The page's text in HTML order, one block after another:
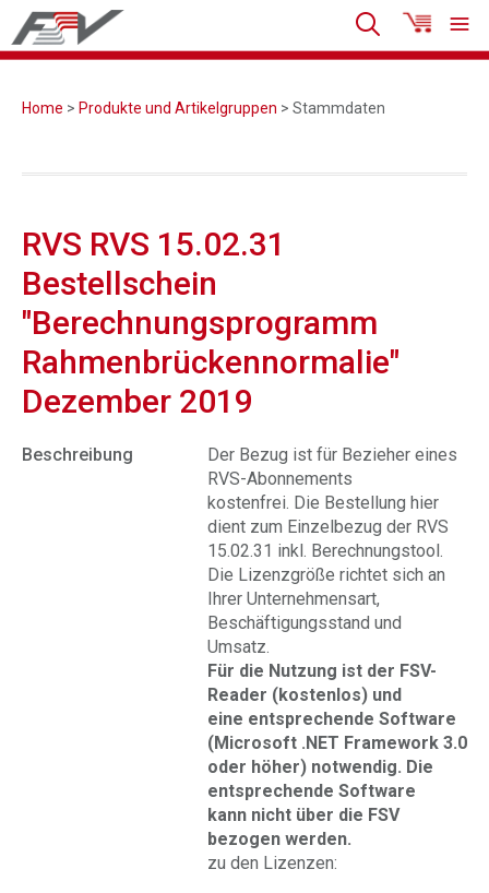
Home > Produkte und Artikelgruppen > Stammdaten
RVS RVS 15.02.31
Bestellschein
"Berechnungsprogramm
Rahmenbrückennormalie"
Dezember 2019
Beschreibung
Der Bezug ist für Bezieher eines
RVS-Abonnements
kostenfrei. Die Bestellung hier
dient zum Einzelbezug der RVS
15.02.31 inkl. Berechnungstool.
Die Lizenzgröße richtet sich an
Ihrer Unternehmensart,
Beschäftigungsstand und
Umsatz.
Für die Nutzung ist der FSV-
Reader (kostenlos) und
eine entsprechende Software
(Microsoft .NET Framework 3.0
oder höher) notwendig. Die
entsprechende Software
kann nicht über die FSV
bezogen werden.
zu den Lizenzen: